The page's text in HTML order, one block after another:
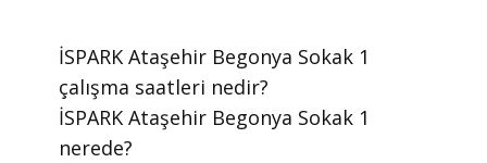
​İSPARK Ataşehir Begonya Sokak 1
çalışma saatleri nedir?
​İSPARK Ataşehir Begonya Sokak 1
nerede?